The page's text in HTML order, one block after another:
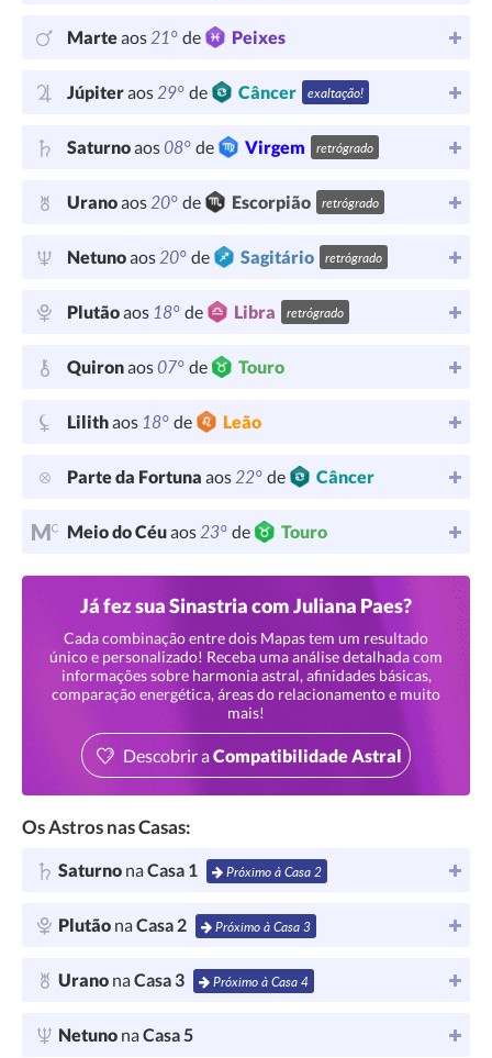
Marteaos21° de Peixes
Júpiteraos29° de Câncer exaltação!
Saturnoaos08° de Virgem retrógrado
Uranoaos20° de Escorpião retrógrado
Netunoaos20° de Sagitário retrógrado
Plutãoaos 18° de Libra retrógrado
Quironaos07° de Touro
Lilithaos 18° de Leão
Parte da Fortuna aos22° de Câncer
Meio do Céuaos23° de Touro
Já fez sua Sinastria com Juliana Paes?
Cada combinação entre dois Mapas tem um resultado
único e personalizado! Receba uma análise detalhada com
informações sobre harmonia astral, afinidades básicas,
comparação energética, áreas do relacionamento e muito
mais!
Descobrir aCompatibilidade Astral
Os Astros nas Casas:
Saturno naCasa 1 Próximo à Casa 2
Plutão naCasa 2 Próximo à Casa 3
Urano naCasa 3 Próximo à Casa 4
Netuno naCasa 5